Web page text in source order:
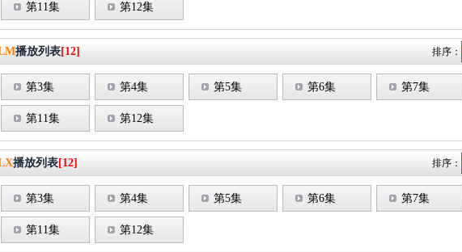
第11集 第12集
播放列表[12] 排序：
第3集 第4集 第5集 第6集 第7集
第11集 第12集
播放列表[12] 排序：
第3集 第4集 第5集 第6集 第7集
第11集 第12集